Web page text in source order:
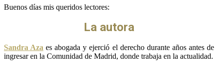
Buenos días mis queridos lectores:
La autora
Sandra Aza es abogada y ejerció el derecho durante años antes de
ingresar en la Comunidad de Madrid, donde trabaja en la actualidad.